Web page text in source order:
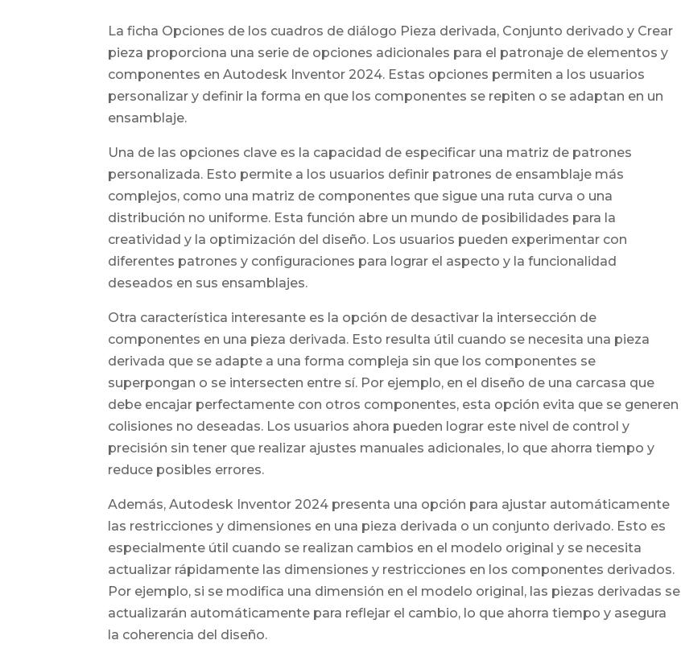
La ficha Opciones de los cuadros de diálogo Pieza derivada, Conjunto derivado y Crear
pieza proporciona una serie de opciones adicionales para el patronaje de elementos y
componentes en Autodesk Inventor 2024. Estas opciones permiten a los usuarios
personalizar y definir la forma en que los componentes se repiten o se adaptan en un
ensamblaje.
Una de las opciones clave es la capacidad de especificar una matriz de patrones
personalizada. Esto permite a los usuarios definir patrones de ensamblaje más
complejos, como una matriz de componentes que sigue una ruta curva o una
distribución no uniforme. Esta función abre un mundo de posibilidades para la
creatividad y la optimización del diseño. Los usuarios pueden experimentar con
diferentes patrones y configuraciones para lograr el aspecto y la funcionalidad
deseados en sus ensamblajes.
Otra característica interesante es la opción de desactivar la intersección de
componentes en una pieza derivada. Esto resulta útil cuando se necesita una pieza
derivada que se adapte a una forma compleja sin que los componentes se
superpongan o se intersecten entre sí. Por ejemplo, en el diseño de una carcasa que
debe encajar perfectamente con otros componentes, esta opción evita que se generen
colisiones no deseadas. Los usuarios ahora pueden lograr este nivel de control y
precisión sin tener que realizar ajustes manuales adicionales, lo que ahorra tiempo y
reduce posibles errores.
Además, Autodesk Inventor 2024 presenta una opción para ajustar automáticamente
las restricciones y dimensiones en una pieza derivada o un conjunto derivado. Esto es
especialmente útil cuando se realizan cambios en el modelo original y se necesita
actualizar rápidamente las dimensiones y restricciones en los componentes derivados.
Por ejemplo, si se modifica una dimensión en el modelo original, las piezas derivadas se
actualizarán automáticamente para reflejar el cambio, lo que ahorra tiempo y asegura
la coherencia del diseño.